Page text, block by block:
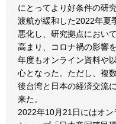
にとってより好条件の研
渡航が緩和した2022年夏
悪化し、研究拠点におい
高まり、コロナ禍の影響
年度もオンライン資料や
心となった。ただし、複
後台湾と日本の経済交流
来た。
2022年10月21日にはオ